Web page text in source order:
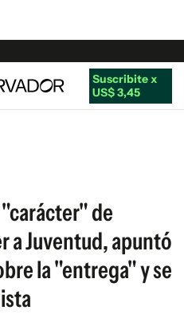
Suscribite x
US$ 3,45
de
a Juventud, apuntó
la "entrega" y se